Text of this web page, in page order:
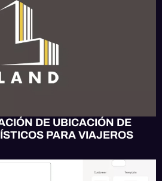
DE UBICACIÓN DE
PARA VIAJEROS